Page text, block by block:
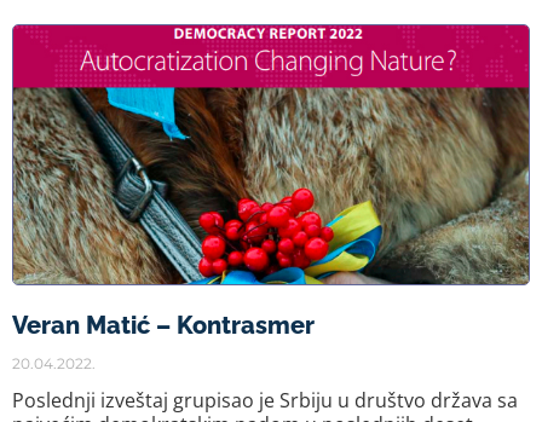
Veran Matić – Kontrasmer
20.04.2022.
Poslednji izveštaj grupisao je Srbiju u društvo država sa